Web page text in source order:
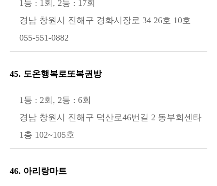
1등 : 1회, 2등 : 17회
경남 창원시 진해구 경화시장로 34 26호 10호
055-551-0882
45. 도온행복로또복권방
1등 : 2회, 2등 : 6회
경남 창원시 진해구 덕산로46번길 2 동부회센타
1층 102~105호
46. 아리랑마트